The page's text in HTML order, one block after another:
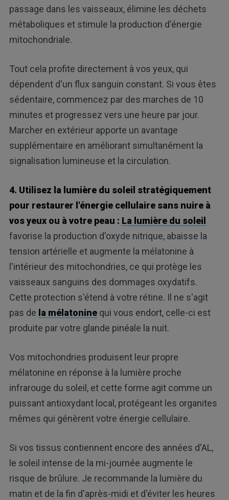
passage dans les vaisseaux, élimine les déchets
métaboliques et stimule la production d'énergie
mitochondriale.
Tout cela profite directement à vos yeux, qui
dépendent d'un flux sanguin constant. Si vous êtes
sédentaire, commencez par des marches de 10
minutes et progressez vers une heure par jour.
Marcher en extérieur apporte un avantage
supplémentaire en améliorant simultanément la
signalisation lumineuse et la circulation.
4. Utilisez la lumière du soleil stratégiquement
pour restaurer l'énergie cellulaire sans nuire à
vos yeux ou à votre peau : La lumière du soleil
favorise la production d'oxyde nitrique, abaisse la
tension artérielle et augmente la mélatonine à
l'intérieur des mitochondries, ce qui protège les
vaisseaux sanguins des dommages oxydatifs.
Cette protection s'étend à votre rétine. Il ne s'agit
pas de la mélatoninequi vous endort, celle-ci est
produite par votre glande pinéale la nuit.
Vos mitochondries produisent leur propre
mélatonine en réponse à la lumière proche
infrarouge du soleil, et cette forme agit comme un
puissant antioxydant local, protégeant les organites
mêmes qui génèrent votre énergie cellulaire.
Si vos tissus contiennent encore des années d'AL,
le soleil intense de la mi-journée augmente le
risque de brûlure. Je recommande la lumière du
matin et de la fin d'après-midi et d'éviter les heures